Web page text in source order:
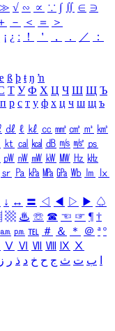
√ ∽ ∝ ∵ ∫ ∬ ∈ ∋
－ ＜ ＝
＞
¡ ¿ ː ！ ＇ ， ． ／
：
ß þ ŧ ŋ ŉ
Т У Ф Х Ц Ч Ш Щ Ъ
п р с т у ф х ц ч ш щ ъ
㎗ ℓ ㎘ ㏄ ㎣ ㎤ ㎥ ㎦
㏏ ㎈ ㎉ ㏈ ㎧ ㎨ ㎰
㎺ ㎻ ㎽ ㎾ ㎿ ㎐ ㎑
㏛ ㎩ ㎪ ㎫ ㎬ ㏝ ㏐
㏓
↓ ↔ 〓 ◁ ◀ ▷ ▶ ♤
▩ ♨ ☏ ☎ ☜ ☞ ¶ †
㏂ ㏘ ℡ ＃ ＆ ＊ ＠ ª º
Ⅴ Ⅵ Ⅶ Ⅷ Ⅸ Ⅹ
ب ت ث ج ح خ د ذ ر ز